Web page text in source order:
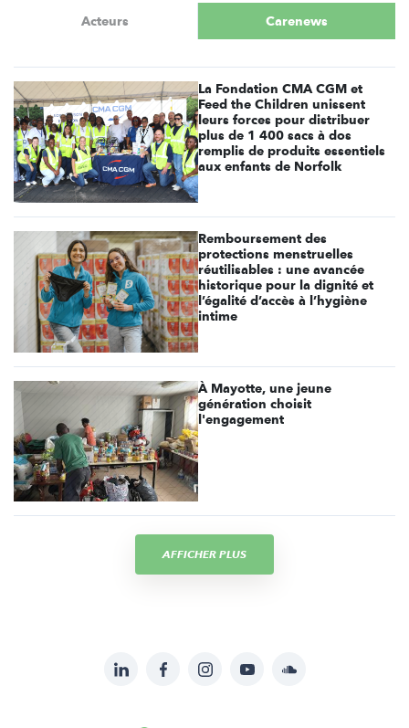
Acteurs Carenews
La Fondation CMA CGM et
Feed the Children unissent
leurs forces pour distribuer
plus de 1 400 sacs à dos
remplis de produits essentiels
aux enfants de Norfolk
Remboursement des
protections menstruelles
réutilisables : une avancée
historique pour la dignité et
l’égalité d’accès à l’hygiène
intime
À Mayotte, une jeune
génération choisit
l'engagement
AFFICHER PLUS
LinkedInFacebookInstagramYouTubeSoundcloud